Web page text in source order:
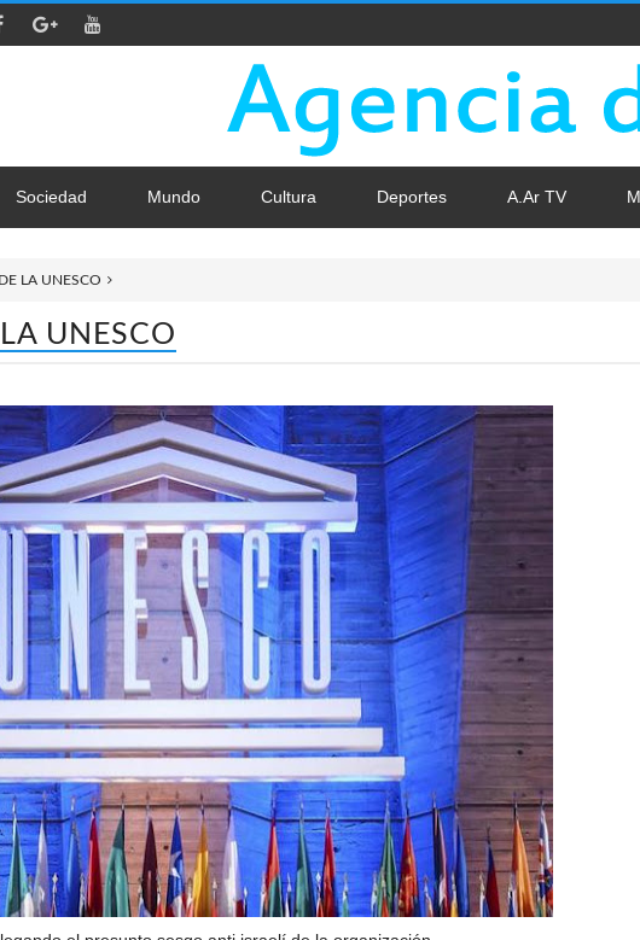
Sociedad Mundo Cultura Deportes A.Ar TV
LA UNESCO
UNESCO